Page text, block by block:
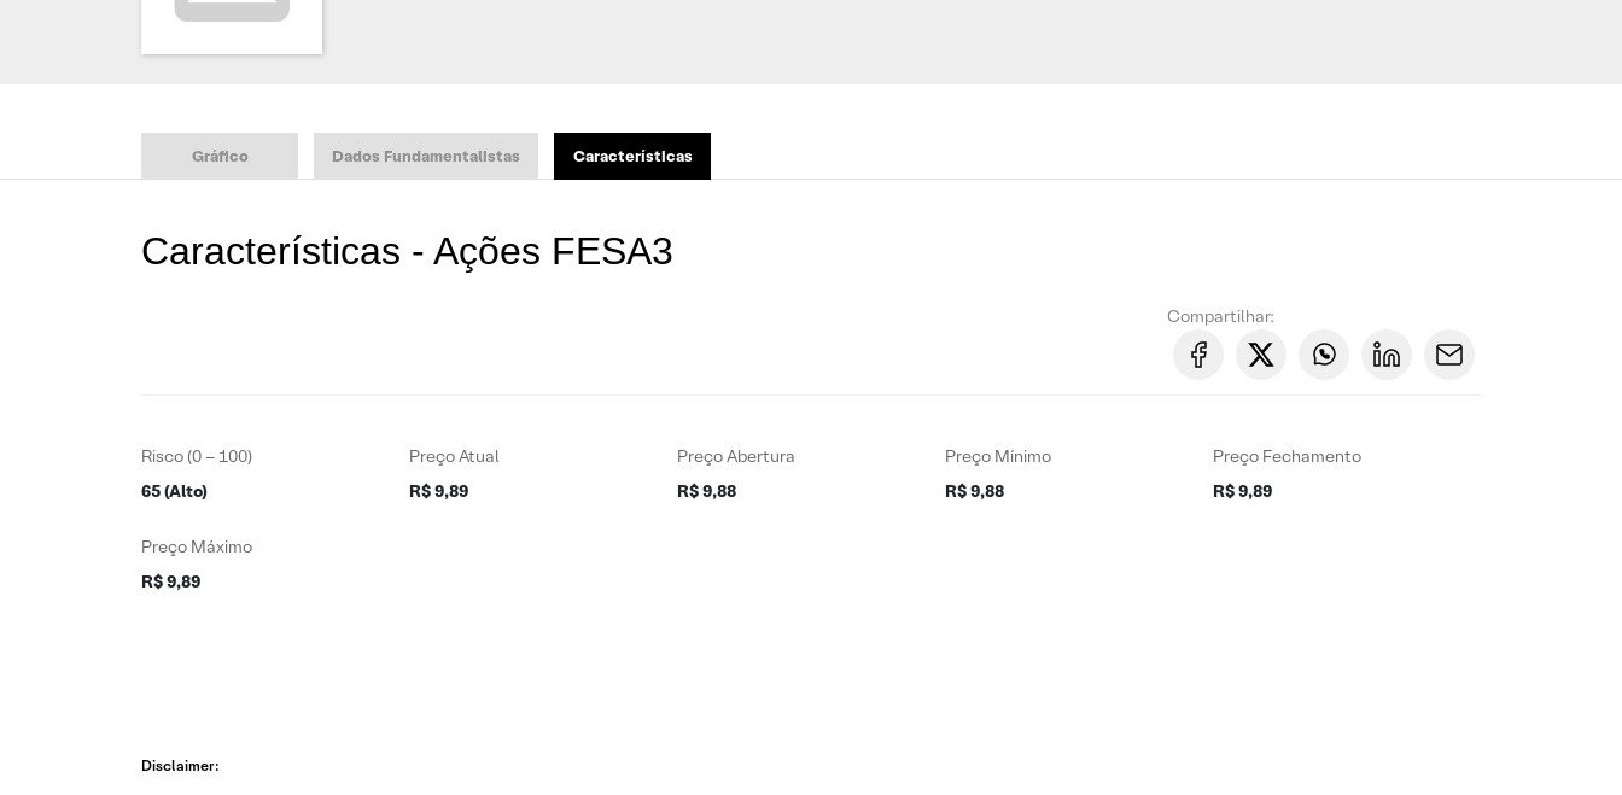
Gráfico Dados Fundamentalistas Características
Características - Ações FESA3
Compartilhar:
Risco (0 – 100)
65 (Alto)
Preço Atual
R$ 9,89
Preço Abertura
R$ 9,88
Preço Mínimo
R$ 9,88
Preço Fechamento
R$ 9,89
Preço Máximo
R$ 9,89
Disclaimer: